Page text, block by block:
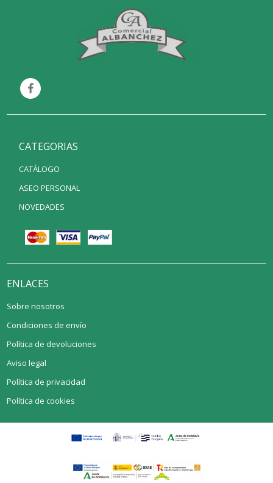
CATEGORIAS
CATÁLOGO
ASEO PERSONAL
NOVEDADES
ENLACES
Sobre nosotros
Condiciones de envío
Política de devoluciones
Aviso legal
Política de privacidad
Política de cookies